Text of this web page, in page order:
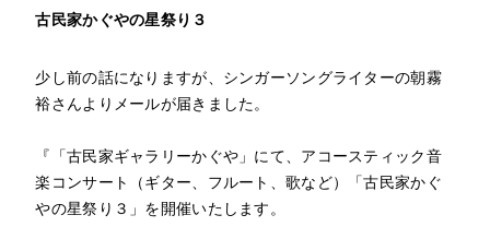
古民家かぐやの星祭り３
少し前の話になりますが、シンガーソングライターの朝霧
裕さんよりメールが届きました。
『「古民家ギャラリーかぐや」にて、アコースティック音
楽コンサート（ギター、フルート、歌など）「古民家かぐ
やの星祭り３」を開催いたします。